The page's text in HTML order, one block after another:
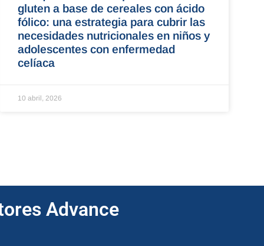
gluten a base de cereales con ácido
fólico: una estrategia para cubrir las
necesidades nutricionales en niños y
adolescentes con enfermedad
celíaca
10 abril, 2026
Advance